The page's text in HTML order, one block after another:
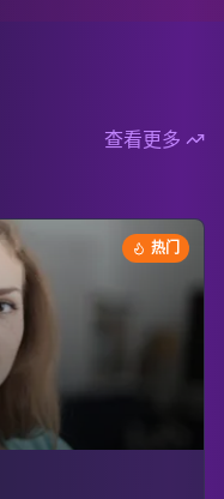
查看更多
热门